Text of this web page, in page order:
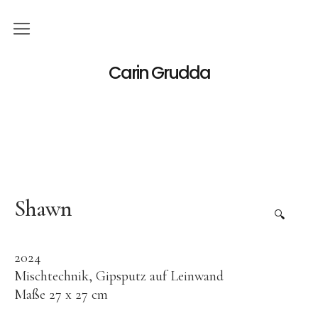
Carin Grudda
Deutsch
Werk
🔍
Shawn
2024
Mischtechnik, Gipsputz auf Leinwand
Maße 27 x 27 cm